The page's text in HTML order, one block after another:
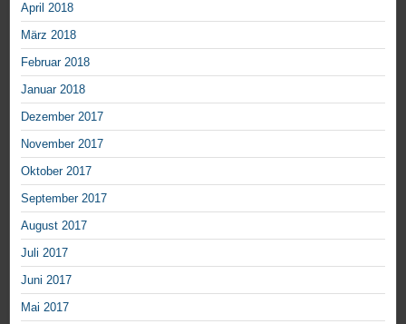
April 2018
März 2018
Februar 2018
Januar 2018
Dezember 2017
November 2017
Oktober 2017
September 2017
August 2017
Juli 2017
Juni 2017
Mai 2017